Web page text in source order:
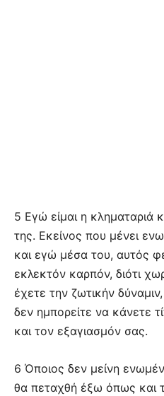
5 Εγώ είμαι η κληματαριά
της. Εκείνος που μένει
και εγώ μέσα του, αυτός
εκλεκτόν καρπόν, διότι
έχετε την ζωτικήν
δεν ημπορείτε να κάνετε
και τον εξαγιασμόν σας.
6 Όποιος δεν μείνη
θα πεταχθή έξω όπως και